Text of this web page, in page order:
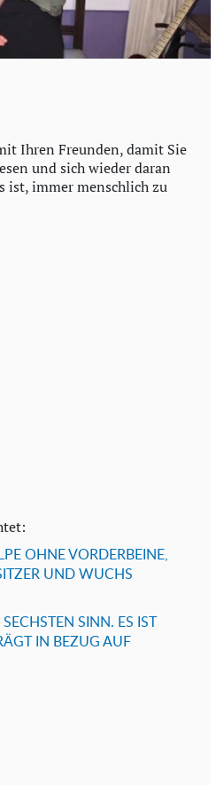
Ihren Freunden, damit Sie
und sich wieder daran
ist, immer menschlich zu
OHNE VORDERBEINE,
UND WUCHS
SINN. ES IST
IN BEZUG AUF